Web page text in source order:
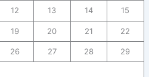
12 13 14 15
19 20 21 22
26 27 28 29